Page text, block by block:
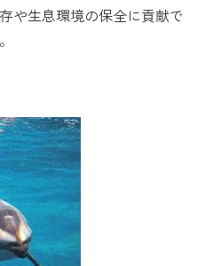
や生息環境の保全に貢献で